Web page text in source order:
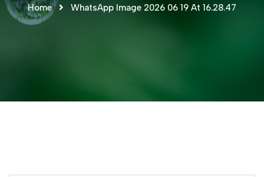
Home WhatsApp Image 2026 06 19 At 16.28.47